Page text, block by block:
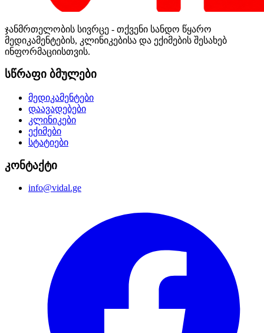
ჯანმრთელობის სივრცე - თქვენი სანდო წყარო
მედიკამენტების, კლინიკებისა და ექიმების შესახებ
ინფორმაციისთვის.
სწრაფი ბმულები
მედიკამენტები
დაავადებები
კლინიკები
ექიმები
სტატიები
კონტაქტი
info@vidal.ge